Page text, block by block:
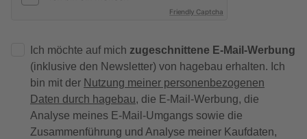
Friendly Captcha
Ich möchte auf mich zugeschnittene E-Mail-Werbung
(inklusive den Newsletter) von hagebau erhalten. Ich
bin mit der Nutzung meiner personenbezogenen
Daten durch hagebau, die E-Mail-Werbung, die
Analyse meines E-Mail-Umgangs sowie die
Zusammenführung und Analyse meiner Kaufdaten,